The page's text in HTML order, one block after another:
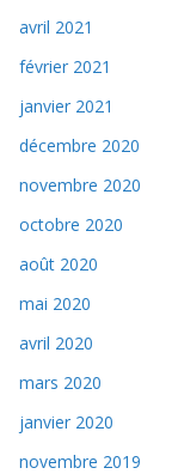
avril 2021
février 2021
janvier 2021
décembre 2020
novembre 2020
octobre 2020
août 2020
mai 2020
avril 2020
mars 2020
janvier 2020
novembre 2019